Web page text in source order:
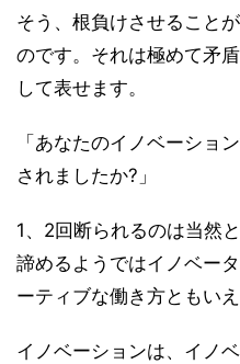
そう、根負けさせること
のです。それは極めて矛
して表せます。
「あなたのイノベーショ
されましたか?」
1、2回断られるのは当然
諦めるようではイノベー
ーティブな働き方ともいえ
イノベーションは、イノ